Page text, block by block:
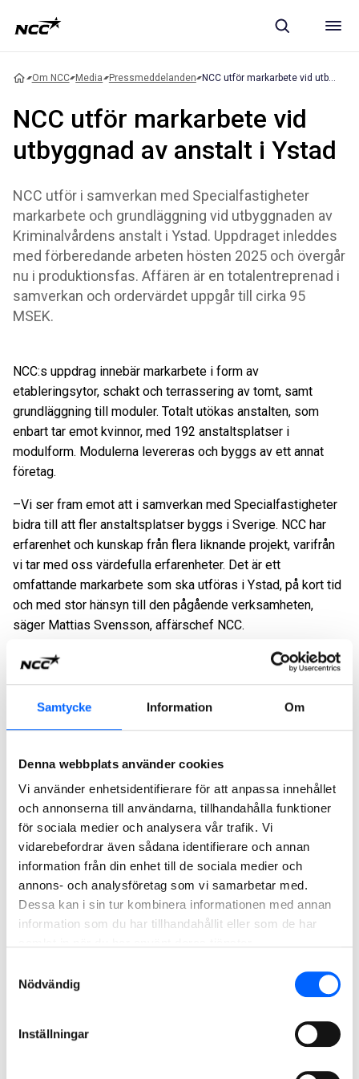
Samtycke Information Om
Denna webbplats använder cookies
Vi använder enhetsidentifierare för att anpassa innehållet
och annonserna till användarna, tillhandahålla funktioner
för sociala medier och analysera vår trafik. Vi
vidarebefordrar även sådana identifierare och annan
information från din enhet till de sociala medier och
annons- och analysföretag som vi samarbetar med.
Dessa kan i sin tur kombinera informationen med annan
information som du har tillhandahållit eller som de har
Nödvändig
Inställningar
Om NCC Media Pressmeddelanden
NCC utför markarbete vid
utbyggnad av anstalt i Ystad
NCC utför i samverkan med Specialfastigheter
markarbete och grundläggning vid utbyggnaden av
Kriminalvårdens anstalt i Ystad. Uppdraget inleddes
med förberedande arbeten hösten 2025 och övergår
nu i produktionsfas. Affären är en totalentreprenad i
samverkan och ordervärdet uppgår till cirka 95
MSEK.
NCC:s uppdrag innebär markarbete i form av
etableringsytor, schakt och terrassering av tomt, samt
grundläggning till moduler. Totalt utökas anstalten, som
enbart tar emot kvinnor, med 192 anstaltsplatser i
modulform. Modulerna levereras och byggs av ett annat
företag.
–Vi ser fram emot att i samverkan med Specialfastigheter
bidra till att fler anstaltsplatser byggs i Sverige. NCC har
erfarenhet och kunskap från flera liknande projekt, varifrån
vi tar med oss värdefulla erfarenheter. Det är ett
omfattande markarbete som ska utföras i Ystad, på kort tid
och med stor hänsyn till den pågående verksamheten,
säger Mattias Svensson, affärschef NCC.
NCC har stor erfarenhet av att genomföra
säkerhetsklassade projekt. I närområdet bygger NCC ut
inlett samarbete om en ny anstalt i Trelleborg. NCC har även
Uppdraget påbörjades hösten 2025 och beräknas vara
färdigt våren 2027. Projektet genomförs som en
totalentreprenad i samverkan och ordervärdet, som
beräknas uppgå till cirka 95 MSEK, orderregistreras
löpande i NCC Infrastructure.
För ytterligare information, vänligen kontakta:
Mattias Svensson, affärschef NCC Infrastructure, 070-579
32 21,mattias,svensson@ncc.se
NCC:s
NCC är ett av de ledande byggföretagen i Norden.
Som expert på att driva komplexa byggprocesser bidrar